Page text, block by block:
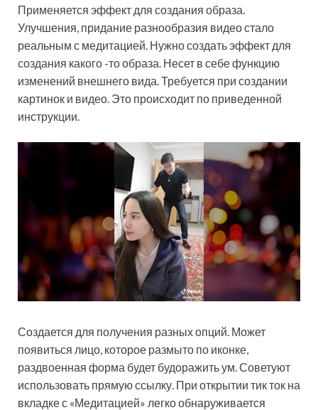
Применяется эффект для создания образа.
Улучшения, придание разнообразия видео стало
реальным с медитацией. Нужно создать эффект для
создания какого -то образа. Несет в себе функцию
изменений внешнего вида. Требуется при создании
картинок и видео. Это происходит по приведенной
инструкции.
Создается для получения разных опций. Может
появиться лицо, которое размыто по иконке,
раздвоенная форма будет будоражить ум. Советуют
использовать прямую ссылку. При открытии тик ток на
вкладке с «Медитацией» легко обнаруживается